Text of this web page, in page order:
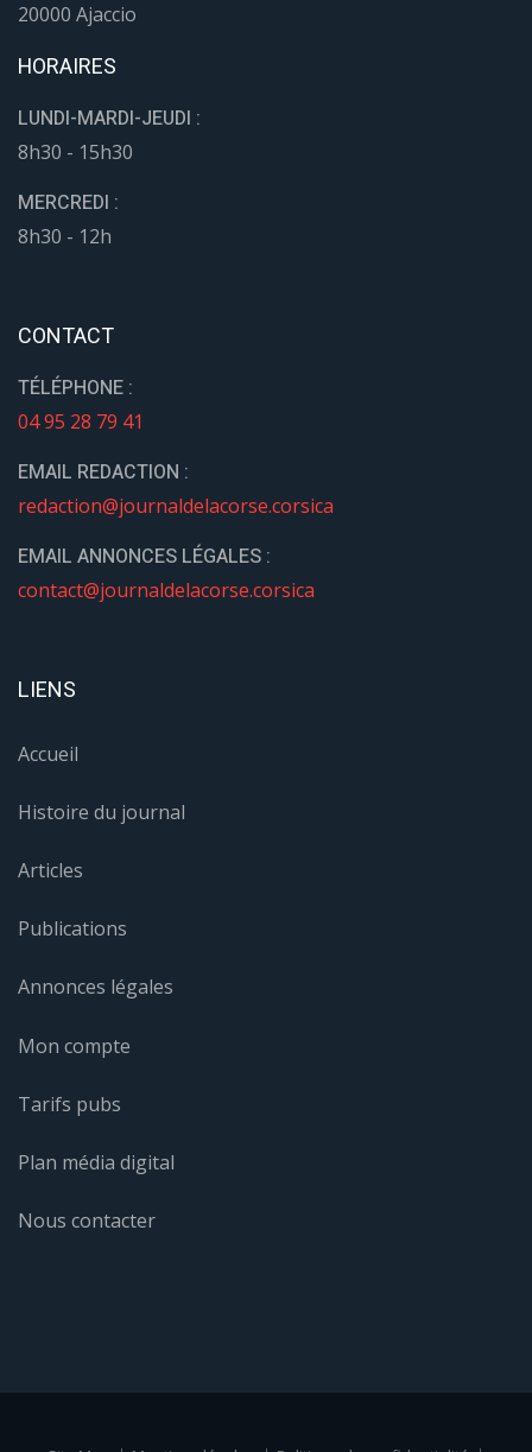
20000 Ajaccio
HORAIRES
LUNDI-MARDI-JEUDI :
8h30 - 15h30
MERCREDI :
8h30 - 12h
CONTACT
TÉLÉPHONE :
04 95 28 79 41
EMAIL REDACTION :
redaction@journaldelacorse.corsica
EMAIL ANNONCES LÉGALES :
contact@journaldelacorse.corsica
LIENS
Accueil
Histoire du journal
Articles
Publications
Annonces légales
Mon compte
Tarifs pubs
Plan média digital
Nous contacter